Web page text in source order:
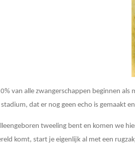
van alle zwangerschappen beginnen
dat er nog geen echo is gemaakt
tweeling bent en komen we
komt, start je eigenlijk al met een